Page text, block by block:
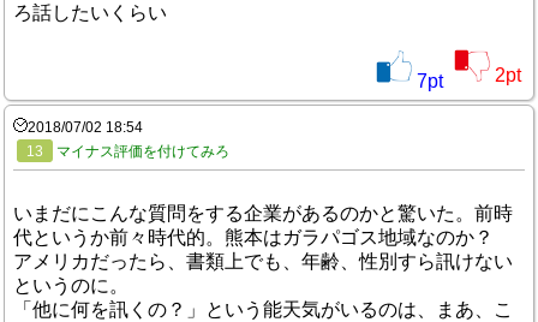
ろ話したいくらい
7pt 2pt
2018/07/02 18:54
13
マイナス評価を付けてみろ
いまだにこんな質問をする企業があるのかと驚いた。前時
代というか前々時代的。熊本はガラパゴス地域なのか？
アメリカだったら、書類上でも、年齢、性別すら訊けない
というのに。
「他に何を訊くの？」という能天気がいるのは、まあ、こ